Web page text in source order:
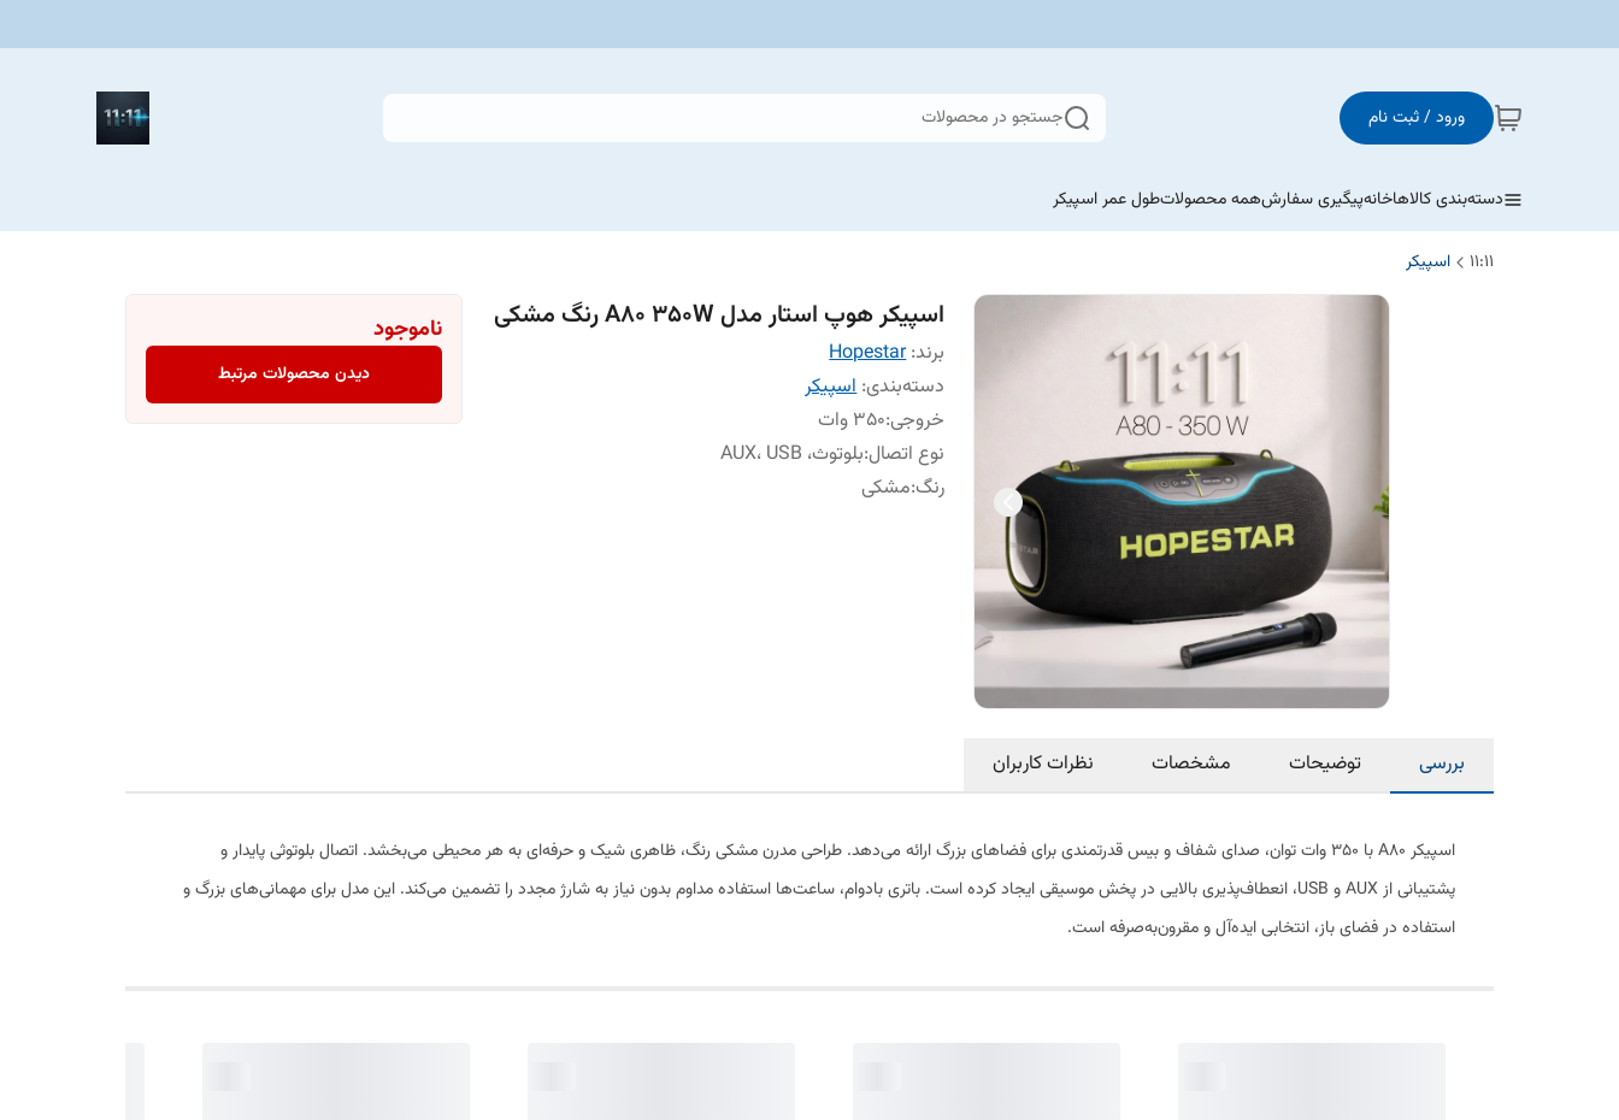
ورود / ثبت نام جستجو در محصولات
دسته‌بندی کالاهاخانهپیگیری سفارشهمه محصولاتطول عمر اسپیکر
11:11 اسپیکر
اسپیکر هوپ استار مدل A80 350W رنگ مشکی
برند:Hopestar
دسته‌بندی:اسپیکر
خروجی:350 وات
نوع اتصال:بلوتوث، AUX، USB
رنگ:مشکی
ناموجود
دیدن محصولات مرتبط
بررسی توضیحات مشخصات نظرات کاربران
اسپیکر A80 با ۳۵۰ وات توان، صدای شفاف و بیس قدرتمندی برای فضاهای بزرگ ارائه می‌دهد. طراحی مدرن مشکی رنگ، ظاهری شیک و حرفه‌ای به هر محیطی می‌بخشد. اتصال بلوتوثی پایدار و
پشتیبانی از AUX و USB، انعطاف‌پذیری بالایی در پخش موسیقی ایجاد کرده است. باتری بادوام، ساعت‌ها استفاده مداوم بدون نیاز به شارژ مجدد را تضمین می‌کند. این مدل برای مهمانی‌های بزرگ و
استفاده در فضای باز، انتخابی ایده‌آل و مقرون‌به‌صرفه است.